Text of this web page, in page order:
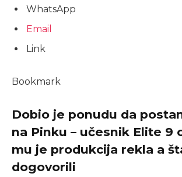
WhatsApp
Email
Link
Bookmark
Dobio je ponudu da
na Pinku – učesnik Elite 9
mu je produkcija rekla a
dogovorili